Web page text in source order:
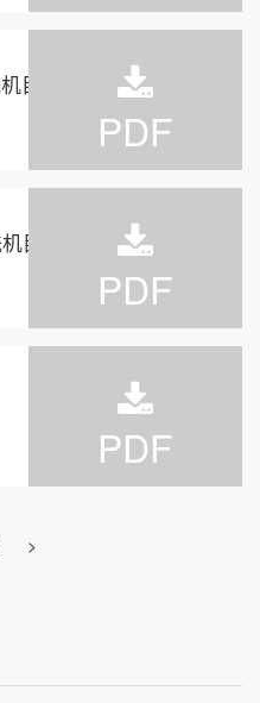
目录
PDF
目录
PDF
PDF
>